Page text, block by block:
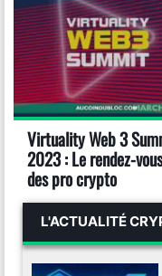
Virtuality Web 3
2023 : Le rendez-vous
des pro crypto
L'ACTUALITÉ